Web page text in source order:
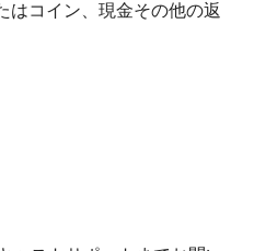
コイン、現金その他の返